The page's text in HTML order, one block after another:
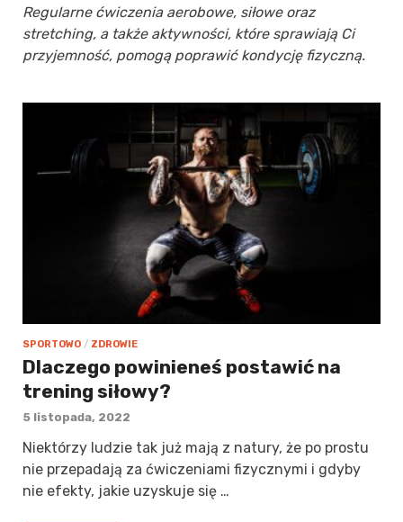
Regularne ćwiczenia aerobowe, siłowe oraz
stretching, a także aktywności, które sprawiają Ci
przyjemność, pomogą poprawić kondycję fizyczną.
SPORTOWO / ZDROWIE
Dlaczego powinieneś postawić na
trening siłowy?
5 listopada, 2022
Niektórzy ludzie tak już mają z natury, że po prostu
nie przepadają za ćwiczeniami fizycznymi i gdyby
nie efekty, jakie uzyskuje się …